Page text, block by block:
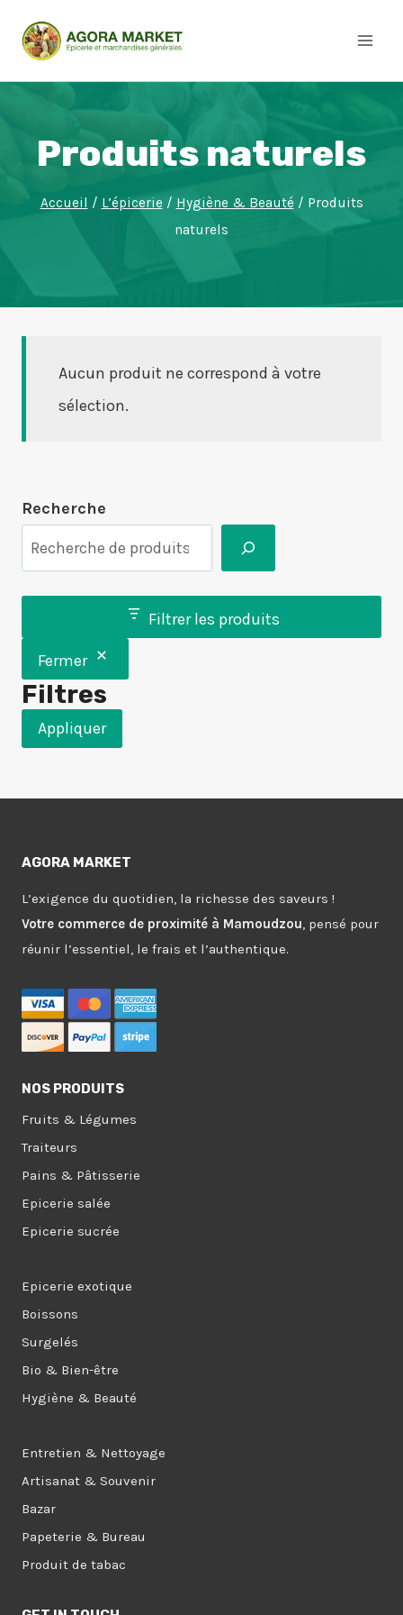
contenu
Produits naturels
Accueil / L’épicerie / Hygiène & Beauté / Produits
naturels
Aucun produit ne correspond à votre
sélection.
Recherche
Filtrer les produits
Fermer
Filtres
Appliquer
AGORA MARKET
L’exigence du quotidien, la richesse des saveurs !
Votre commerce de proximité à Mamoudzou , pensé pour
réunir l’essentiel, le frais et l’authentique.
NOS PRODUITS
Fruits & Légumes
Traiteurs
Pains & Pâtisserie
Epicerie salée
Epicerie sucrée
Epicerie exotique
Boissons
Surgelés
Bio & Bien-être
Hygiène & Beauté
Entretien & Nettoyage
Artisanat & Souvenir
Bazar
Papeterie & Bureau
Produit de tabac